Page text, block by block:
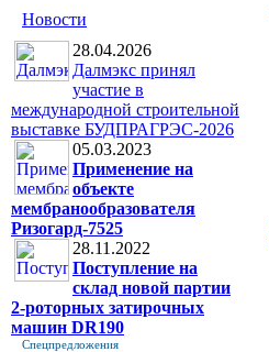
Новости
28.04.2026
Далмэкс принял
участие в
международной строительной
выставке БУДПРАГРЭС-2026
05.03.2023
Применение на
объекте
мембранообразователя
Ризогард-7525
28.11.2022
Поступление на
склад новой партии
2-роторных затирочных
машин DR190
Спецпредложения